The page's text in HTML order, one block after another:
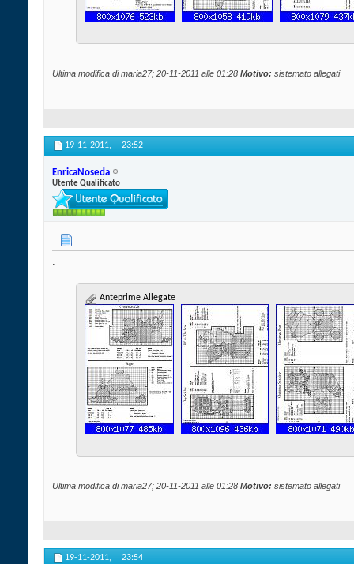
Ultima modifica di maria27; 20-11-2011 alle 01:28 Motivo: sistemato allegati
19-11-2011, 23:52
EnricaNoseda
Utente Qualificato
.
Anteprime Allegate
Ultima modifica di maria27; 20-11-2011 alle 01:28 Motivo: sistemato allegati
19-11-2011, 23:54